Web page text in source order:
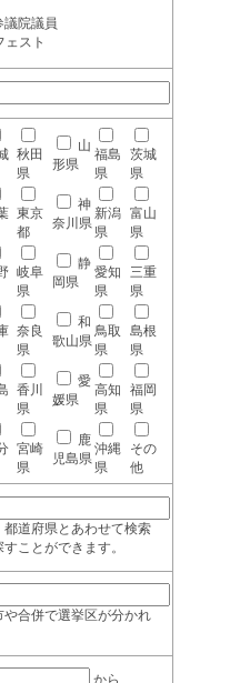
議院議員
ェスト
秋田
県
山
形県
福島
県
茨城
県
東京
都
神
奈川県
新潟
県
富山
県
岐阜
県
静
岡県
愛知
県
三重
県
奈良
県
和
歌山県
鳥取
県
島根
県
香川
県
愛
媛県
高知
県
福岡
県
宮崎
県
鹿
児島県
沖縄
県
その
他
道府県とあわせて検索
ことができます。
合併で選挙区が分かれ
から